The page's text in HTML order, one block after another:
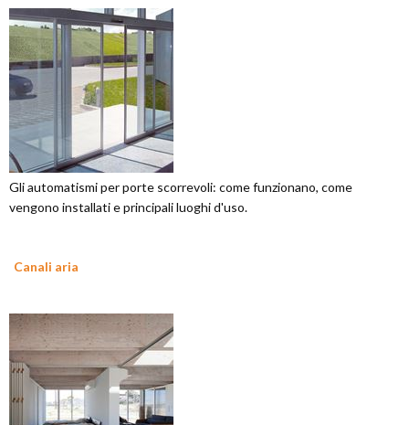
Gli automatismi per porte scorrevoli: come funzionano, come
vengono installati e principali luoghi d'uso.
Canali aria